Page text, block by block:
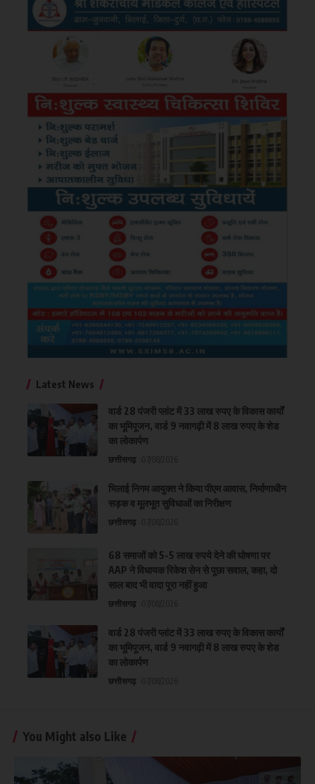
Latest News
वार्ड 28 पंजरी प्लांट में 33 लाख रुपए के विकास कार्यों
का भूमिपूजन, वार्ड 9 नवागढ़ी में 8 लाख रुपए के शेड
का लोकार्पण
छत्तीसगढ़
भिलाई निगम आयुक्त ने किया पीएम आवास, निर्माणाधीन
सड़क व मूलभूत सुविधाओं का निरीक्षण
छत्तीसगढ़
68 समाजों को 5-5 लाख रुपये देने की घोषणा पर
AAP ने विधायक रिकेश सेन से पूछा सवाल, कहा, दो
साल बाद भी वादा पूरा नहीं हुआ
छत्तीसगढ़
वार्ड 28 पंजरी प्लांट में 33 लाख रुपए के विकास कार्यों
का भूमिपूजन, वार्ड 9 नवागढ़ी में 8 लाख रुपए के शेड
का लोकार्पण
छत्तीसगढ़
You Might also Like